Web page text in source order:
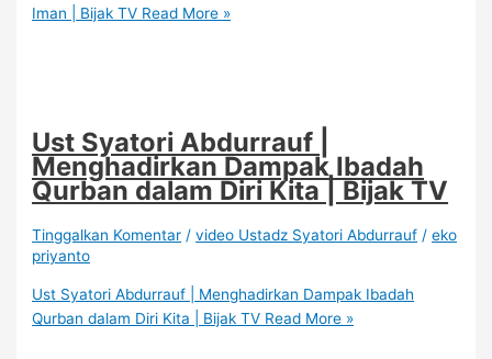
Iman | Bijak TV Read More »
Ust Syatori Abdurrauf |
Menghadirkan Dampak Ibadah
Qurban dalam Diri Kita | Bijak TV
Tinggalkan Komentar /video Ustadz Syatori Abdurrauf /eko
priyanto
Ust Syatori Abdurrauf | Menghadirkan Dampak Ibadah
Qurban dalam Diri Kita | Bijak TV Read More »